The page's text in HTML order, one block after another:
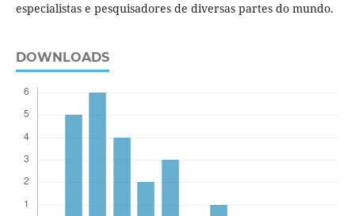
especialistas e pesquisadores de diversas partes do mundo.
DOWNLOADS